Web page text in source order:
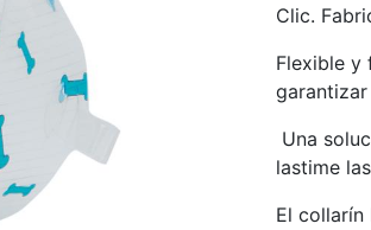
Clic.
Flexible y
Una
lastime
El collarín